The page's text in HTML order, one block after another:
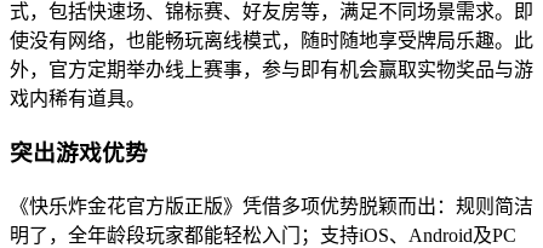
式，包括快速场、锦标赛、好友房等，满足不同场景需求。即
使没有网络，也能畅玩离线模式，随时随地享受牌局乐趣。此
外，官方定期举办线上赛事，参与即有机会赢取实物奖品与游
戏内稀有道具。
突出游戏优势
《快乐炸金花官方版正版》凭借多项优势脱颖而出：规则简洁
明了，全年龄段玩家都能轻松入门；支持iOS、Android及PC